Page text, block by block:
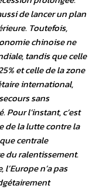
de lancer un plan
Toutefois,
chinoise ne
tandis que celle
et celle de la zone
international,
sans
l’instant, c’est
de la lutte contre la
centrale
du ralentissement.
n’a pas